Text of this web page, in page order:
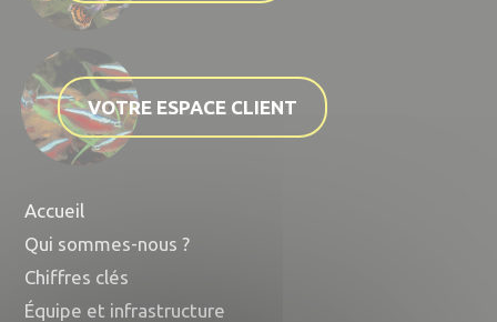
VOTRE ESPACE CLIENT
Accueil
Qui sommes-nous ?
Chiffres clés
Équipe et infrastructure